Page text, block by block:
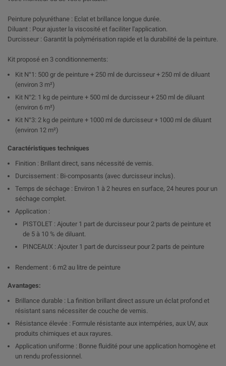
Peinture polyuréthane : Eclat et brillance longue durée.
Diluant : Pour ajuster la viscosité et faciliter l'application.
Durcisseur : Garantit la polymérisation rapide et la durabilité de la peinture.
Kit proposé en 3 conditionnements:
Kit N°1: 500 gr de peinture + 250 ml de durcisseur + 250 ml de diluant
(environ 3 m²)
Kit N°2: 1 kg de peinture + 500 ml de durcisseur + 250 ml de diluant
(environ 6 m²)
Kit N°3: 2 kg de peinture + 1000 ml de durcisseur + 1000 ml de diluant
(environ 12 m²)
Caractéristiques techniques
Finition : Brillant direct, sans nécessité de vernis.
Durcissement : Bi-composants (avec durcisseur inclus).
Temps de séchage : Environ 1 à 2 heures en surface, 24 heures pour un
séchage complet.
Application :
PISTOLET : Ajouter 1 part de durcisseur pour 2 parts de peinture et
de 5 à 10 % de diluant.
PINCEAUX : Ajouter 1 part de durcisseur pour 2 parts de peinture
Rendement : 6 m2 au litre de peinture
Avantages:
Brillance durable : La finition brillant direct assure un éclat profond et
résistant sans nécessiter de couche de vernis.
Résistance élevée : Formule résistante aux intempéries, aux UV, aux
produits chimiques et aux rayures.
Application uniforme : Bonne fluidité pour une application homogène et
un rendu professionnel.